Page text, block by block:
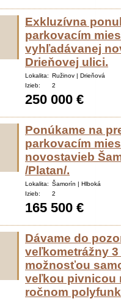
Exkluzívna
parkovacím
vyhľadávanej
Drieňovej ulici.
Lokalita: Ružinov | Drieňová
Izieb:
2
250 000 €
Ponúkame na
parkovacím
novostavieb
/Platan/.
Lokalita: Šamorín | Hlboká
Izieb:
2
165 500 €
Dávame do
veľkometrážny
možnosťou
veľkou pivnicou
ročnom